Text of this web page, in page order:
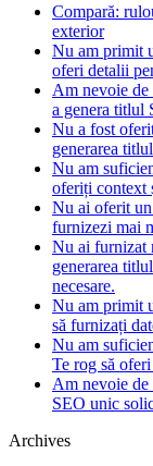
Compară:
exterior
Nu am primit
oferi detalii
Am nevoie de
a genera titlul
Nu a fost
generarea
Nu am
oferiți context
Nu ai oferit un
furnizezi mai
Nu ai furnizat
generarea
necesare.
Nu am primit
să furnizați
Nu am
Te rog să
Am nevoie de
SEO unic
Archives